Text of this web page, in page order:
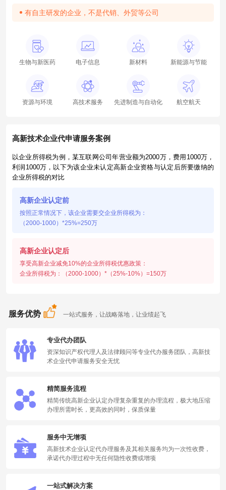
有自主研发的企业，不是代销、外贸等公司
生物与新医药 电子信息 新材料 新能源与节能
资源与环境 高技术服务 先进制造与自动化 航空航天
高新技术企业代申请服务案例
以企业所得税为例，某互联网公司年营业额为2000万，费用1000万，
利润1000万，以下为该企业未认定高新企业资格与认定后所要缴纳的
企业所得税的对比
高新企业认定前
按照正常情况下，该企业需要交企业所得税为：
（2000-1000）*25%=250万
高新企业认定后
享受高新企业减免10%的企业所得税优惠政策：
企业所得税为：（2000-1000）*（25%-10%）=150万
服务优势 一站式服务，让战略落地，让业绩起飞
专业代办团队
资深知识产权代理人及法律顾问等专业代办服务团队，高新技
术企业代申请服务安全无忧
精简服务流程
精简传统高新企业认定办理复杂重复的办理流程，极大地压缩
办理所需时长，更高效的同时，保质保量
服务中无增项
高新技术企业认定代办理服务及其相关服务均为一次性收费，
承诺代办理过程中无任何隐性收费或增项
一站式解决方案